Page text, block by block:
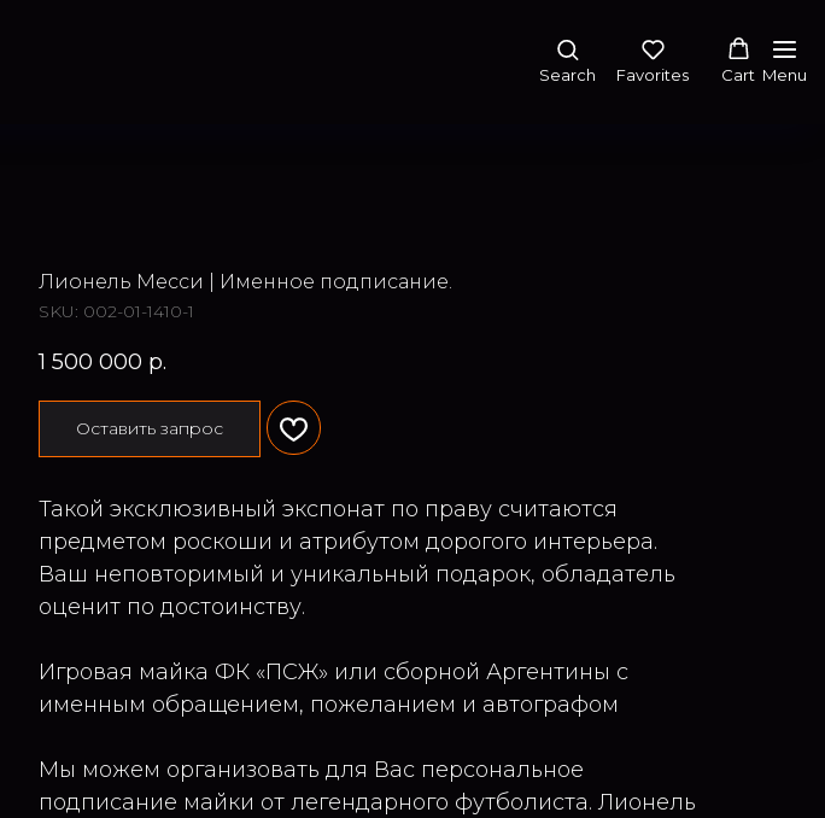
Search Favorites Cart Menu
Лионель Месси | Именное подписание.
SKU: 002-01-1410-1
1 500 000 р.
Оставить запрос
Такой эксклюзивный экспонат по праву считаются
предметом роскоши и атрибутом дорогого интерьера.
Ваш неповторимый и уникальный подарок, обладатель
оценит по достоинству.
Игровая майка ФК «ПСЖ» или сборной Аргентины с
именным обращением, пожеланием и автографом
Мы можем организовать для Вас персональное
подписание майки от легендарного футболиста. Лионель